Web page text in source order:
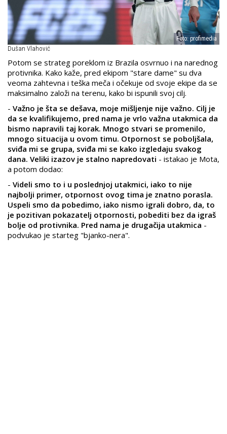
Foto: profimedia
Dušan Vlahović
Potom se strateg poreklom iz Brazila osvrnuo i na narednog
protivnika. Kako kaže, pred ekipom "stare dame" su dva
veoma zahtevna i teška meča i očekuje od svoje ekipe da se
maksimalno založi na terenu, kako bi ispunili svoj cilj.
- Važno je šta se dešava, moje mišljenje nije važno. Cilj je
da se kvalifikujemo, pred nama je vrlo važna utakmica da
bismo napravili taj korak. Mnogo stvari se promenilo,
mnogo situacija u ovom timu. Otpornost se poboljšala,
sviđa mi se grupa, sviđa mi se kako izgledaju svakog
dana. Veliki izazov je stalno napredovati - istakao je Mota,
a potom dodao:
- Videli smo to i u poslednjoj utakmici, iako to nije
najbolji primer, otpornost ovog tima je znatno porasla.
Uspeli smo da pobedimo, iako nismo igrali dobro, da, to
je pozitivan pokazatelj otpornosti, pobediti bez da igraš
bolje od protivnika. Pred nama je drugačija utakmica -
podvukao je starteg "bjanko-nera".